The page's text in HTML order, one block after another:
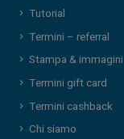
Tutorial
Termini – referral
Stampa & immagini
Termini gift card
Termini cashback
Chi siamo